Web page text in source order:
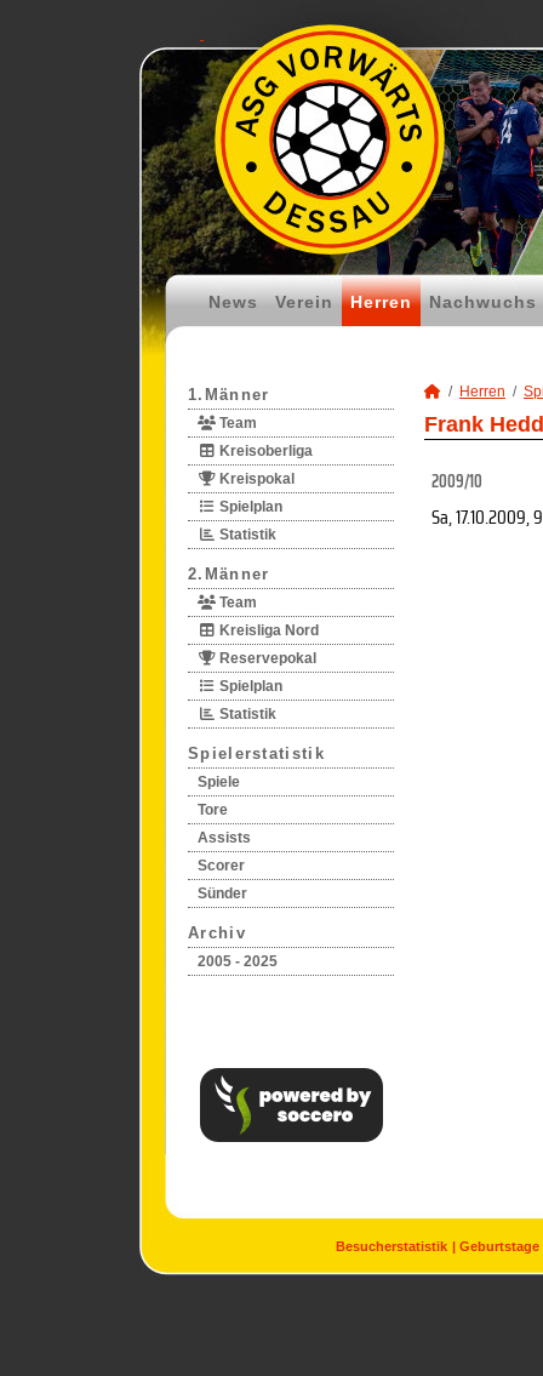
News Verein Herren Nachwuchs
1.Männer
Team
Kreisoberliga
Kreispokal
Spielplan
Statistik
2.Männer
Team
Kreisliga Nord
Reservepokal
Spielplan
Statistik
Spielerstatistik
Spiele
Tore
Assists
Scorer
Sünder
Archiv
2005 - 2025
Herren
Frank
2009/10
Sa, 17.10.2009,
Besucherstatistik Geburtstage